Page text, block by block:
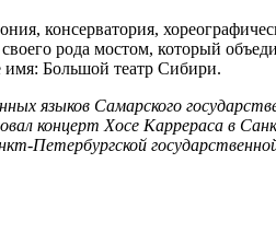
консерватория,
рода мостом, который
имя: Большой театр Сибири.
языков Самарского
концерт Хосе Каррераса в
Петербургской